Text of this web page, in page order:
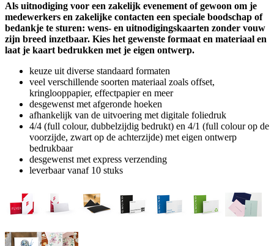
Als uitnodiging voor een zakelijk evenement of gewoon om je
medewerkers en zakelijke contacten een speciale boodschap of
bedankje te sturen: wens- en uitnodigingskaarten zonder vouw
zijn breed inzetbaar. Kies het gewenste formaat en materiaal en
laat je kaart bedrukken met je eigen ontwerp.
keuze uit diverse standaard formaten
veel verschillende soorten materiaal zoals offset,
kringlooppapier, effectpapier en meer
desgewenst met afgeronde hoeken
afhankelijk van de uitvoering met digitale foliedruk
4/4 (full colour, dubbelzijdig bedrukt) en 4/1 (full colour op de
voorzijde, zwart op de achterzijde) met eigen ontwerp
bedrukbaar
desgewenst met express verzending
leverbaar vanaf 10 stuks